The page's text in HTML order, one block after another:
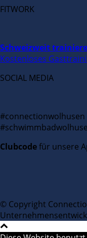
FITWORK
Schweizweit
Kostenloses
SOCIAL MEDIA
#connectionwolhusen
Clubcodefür unsere
© Copyright